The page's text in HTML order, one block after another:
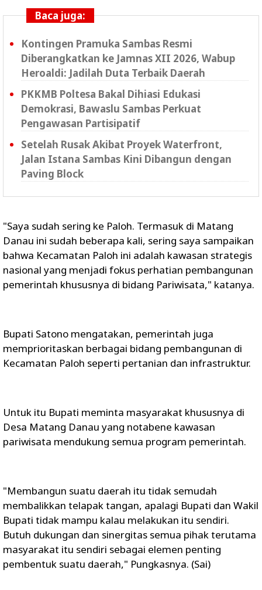
Baca juga:
Kontingen Pramuka Sambas Resmi
Diberangkatkan ke Jamnas XII 2026, Wabup
Heroaldi: Jadilah Duta Terbaik Daerah
PKKMB Poltesa Bakal Dihiasi Edukasi
Demokrasi, Bawaslu Sambas Perkuat
Pengawasan Partisipatif
Setelah Rusak Akibat Proyek Waterfront,
Jalan Istana Sambas Kini Dibangun dengan
Paving Block
"Saya sudah sering ke Paloh. Termasuk di Matang
Danau ini sudah beberapa kali, sering saya sampaikan
bahwa Kecamatan Paloh ini adalah kawasan strategis
nasional yang menjadi fokus perhatian pembangunan
pemerintah khususnya di bidang Pariwisata," katanya.
Bupati Satono mengatakan, pemerintah juga
memprioritaskan berbagai bidang pembangunan di
Kecamatan Paloh seperti pertanian dan infrastruktur.
Untuk itu Bupati meminta masyarakat khususnya di
Desa Matang Danau yang notabene kawasan
pariwisata mendukung semua program pemerintah.
"Membangun suatu daerah itu tidak semudah
membalikkan telapak tangan, apalagi Bupati dan Wakil
Bupati tidak mampu kalau melakukan itu sendiri.
Butuh dukungan dan sinergitas semua pihak terutama
masyarakat itu sendiri sebagai elemen penting
pembentuk suatu daerah," Pungkasnya. (Sai)